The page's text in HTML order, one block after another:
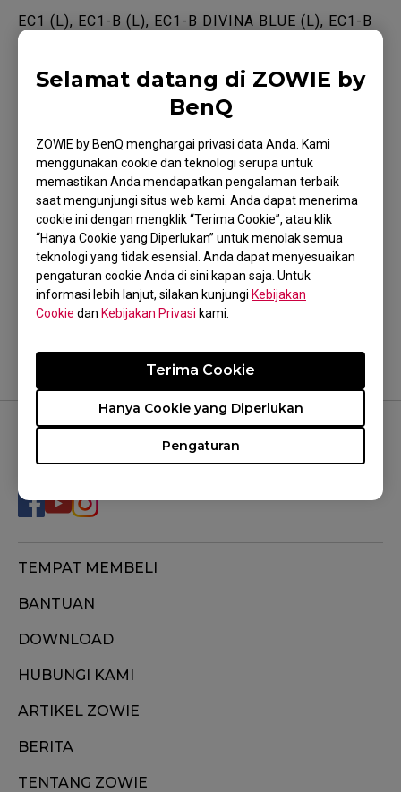
Selamat datang di ZOWIE by
BenQ
ZOWIE by BenQ menghargai privasi data Anda. Kami
menggunakan cookie dan teknologi serupa untuk
memastikan Anda mendapatkan pengalaman terbaik
saat mengunjungi situs web kami. Anda dapat menerima
cookie ini dengan mengklik “Terima Cookie”, atau klik
“Hanya Cookie yang Diperlukan” untuk menolak semua
teknologi yang tidak esensial. Anda dapat menyesuaikan
pengaturan cookie Anda di sini kapan saja. Untuk
informasi lebih lanjut, silakan kunjungi Kebijakan
Cookie dan Kebijakan Privasi kami.
Pengaturan
Hanya Cookie yang Diperlukan
Terima Cookie
EC1 (L), EC1-B (L), EC1-B DIVINA BLUE (L), EC1-B
(M), EC2-C (M), EC3-C (S), FK1+-B (XL), FK1-C (L),
FK2-B (M), S1 DIVINA BLUE (M), S1 DIVINA PINK
(S), ZA13-C (S)
Apakah ini membantu?
Iya Tidak
TEMPAT MEMBELI
BANTUAN
DOWNLOAD
HUBUNGI KAMI
ARTIKEL ZOWIE
BERITA
TENTANG ZOWIE